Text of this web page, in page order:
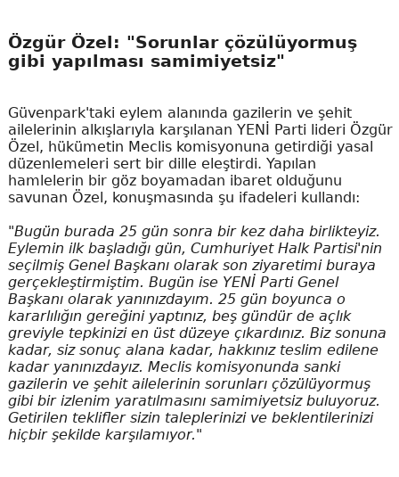
Özgür Özel: "Sorunlar çözülüyormuş
gibi yapılması samimiyetsiz"
Güvenpark'taki eylem alanında gazilerin ve şehit
ailelerinin alkışlarıyla karşılanan YENİ Parti lideri Özgür
Özel, hükümetin Meclis komisyonuna getirdiği yasal
düzenlemeleri sert bir dille eleştirdi. Yapılan
hamlelerin bir göz boyamadan ibaret olduğunu
savunan Özel, konuşmasında şu ifadeleri kullandı:
"Bugün burada 25 gün sonra bir kez daha birlikteyiz.
Eylemin ilk başladığı gün, Cumhuriyet Halk Partisi'nin
seçilmiş Genel Başkanı olarak son ziyaretimi buraya
gerçekleştirmiştim. Bugün ise YENİ Parti Genel
Başkanı olarak yanınızdayım. 25 gün boyunca o
kararlılığın gereğini yaptınız, beş gündür de açlık
greviyle tepkinizi en üst düzeye çıkardınız. Biz sonuna
kadar, siz sonuç alana kadar, hakkınız teslim edilene
kadar yanınızdayız. Meclis komisyonunda sanki
gazilerin ve şehit ailelerinin sorunları çözülüyormuş
gibi bir izlenim yaratılmasını samimiyetsiz buluyoruz.
Getirilen teklifler sizin taleplerinizi ve beklentilerinizi
hiçbir şekilde karşılamıyor."